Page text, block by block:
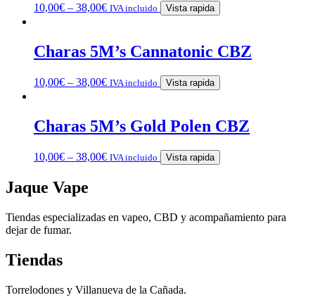
10,00€ – 38,00€ IVA incluido Vista rapida
Charas 5M’s Cannatonic CBZ
10,00€ – 38,00€ IVA incluido Vista rapida
Charas 5M’s Gold Polen CBZ
10,00€ – 38,00€ IVA incluido Vista rapida
Jaque Vape
Tiendas especializadas en vapeo, CBD y acompañamiento para
dejar de fumar.
Tiendas
Torrelodones y Villanueva de la Cañada.